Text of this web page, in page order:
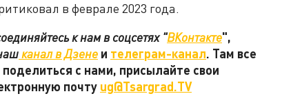
в феврале 2023 года.
к нам в соцсетях "ВКонтакте",
канал в Дзене и телеграм-канал. Там все
с нами, присылайте свои
почту ug@Tsargrad.TV